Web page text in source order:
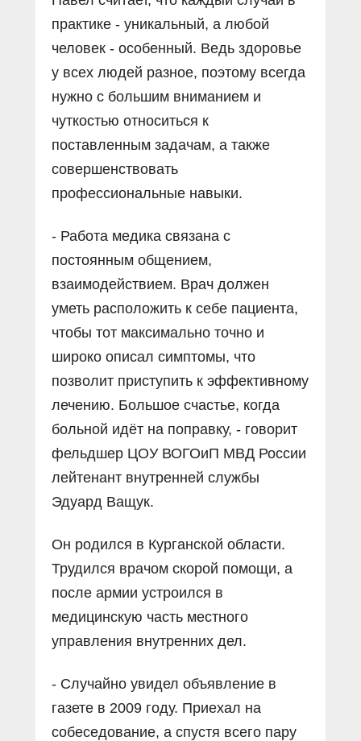
практике - уникальный, а любой
человек - особенный. Ведь здоровье
у всех людей разное, поэтому всегда
нужно с большим вниманием и
чуткостью относиться к
поставленным задачам, а также
совершенствовать
профессиональные навыки.
- Работа медика связана с
постоянным общением,
взаимодействием. Врач должен
уметь расположить к себе пациента,
чтобы тот максимально точно и
широко описал симптомы, что
позволит приступить к эффективному
лечению. Большое счастье, когда
больной идёт на поправку, - говорит
фельдшер ЦОУ ВОГОиП МВД России
лейтенант внутренней службы
Эдуард Ващук.
Он родился в Курганской области.
Трудился врачом скорой помощи, а
после армии устроился в
медицинскую часть местного
управления внутренних дел.
- Случайно увидел объявление в
газете в 2009 году. Приехал на
собеседование, а спустя всего пару